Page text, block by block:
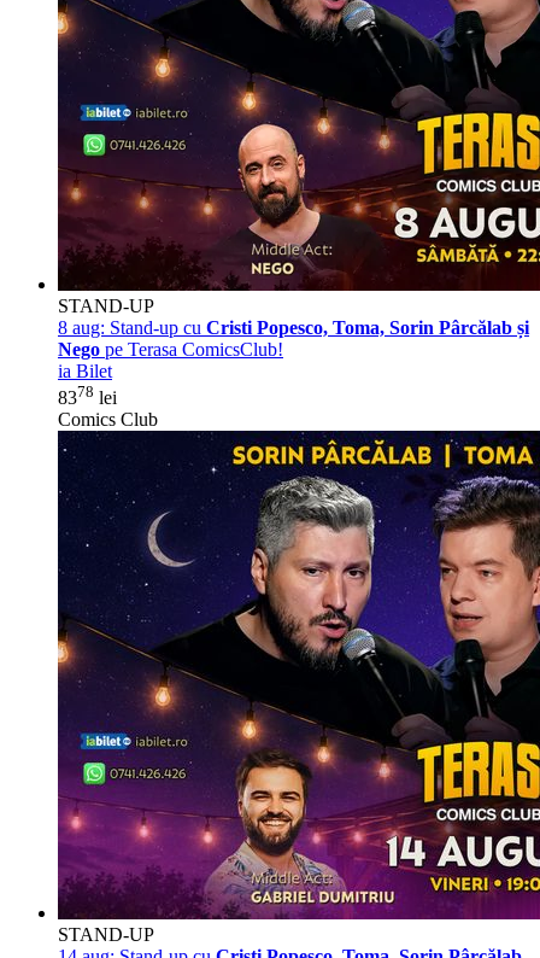
STAND-UP
8 aug: Stand-up cu Cristi Popesco, Toma, Sorin Pârcălab și
Nego pe Terasa ComicsClub!
ia Bilet
8378 lei
Comics Club
STAND-UP